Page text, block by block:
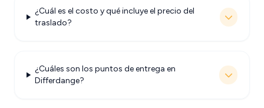
¿Cuál es el costo y qué incluye el precio del
traslado?
¿Cuáles son los puntos de entrega en
Differdange?